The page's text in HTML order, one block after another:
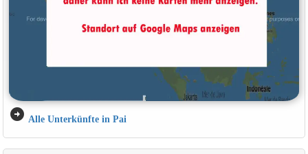
arrow_circle_right Alle Unterkünfte in Pai